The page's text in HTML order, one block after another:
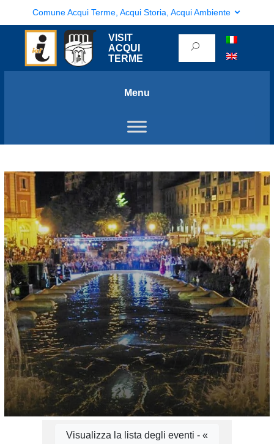
Comune Acqui Terme, Acqui Storia, Acqui Ambiente
VISIT
ACQUI
TERME
Menu
Visualizza la lista degli eventi - «